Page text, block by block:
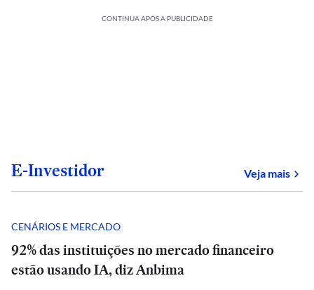
CONTINUA APÓS A PUBLICIDADE
E-Investidor Veja mais
CENÁRIOS E MERCADO
92% das instituições no mercado financeiro
estão usando IA, diz Anbima